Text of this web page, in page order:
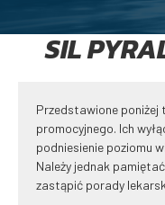
SIL
Przedstawione poniżej
promocyjnego. Ich
podniesienie poziomu
Należy jednak
zastąpić porady